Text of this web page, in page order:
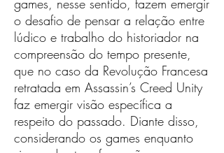
games, nesse sentido, fazem emergir
o desafio de pensar a relação entre
lúdico e trabalho do historiador na
compreensão do tempo presente,
que no caso da Revolução Francesa
retratada em Assassin’s Creed Unity
faz emergir visão específica a
respeito do passado. Diante disso,
considerando os games enquanto